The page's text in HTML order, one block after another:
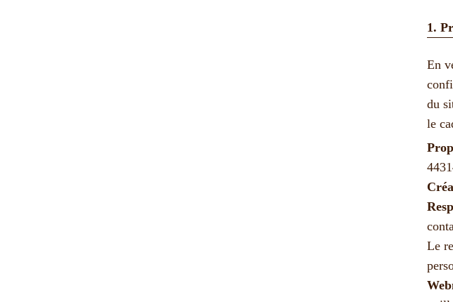
1.
En
du
le
Le